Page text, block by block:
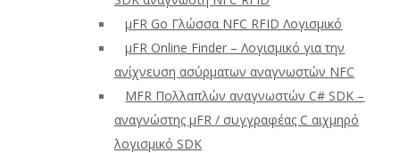
μFR Go Γλώσσα NFC RFID Λογισμικό
μFR Online Finder – Λογισμικό για την
ανίχνευση ασύρματων αναγνωστών NFC
ΜFR Πολλαπλών αναγνωστών C# SDK –
αναγνώστης μFR / συγγραφέας C αιχμηρό
λογισμικό SDK